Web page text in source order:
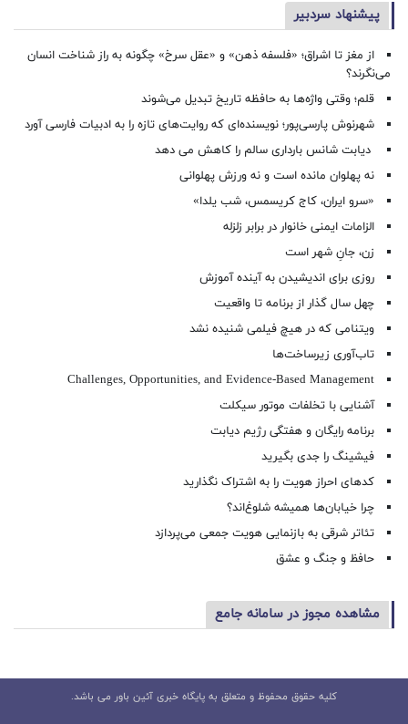
پیشنهاد سردبیر
از مغز تا اشراق؛ «فلسفه ذهن» و «عقل سرخ» چگونه به راز شناخت انسان
می‌نگرند؟
قلم؛ وقتی واژه‌ها به حافظه تاریخ تبدیل می‌شوند
شهرنوش پارسی‌پور؛ نویسنده‌ای که روایت‌های تازه را به ادبیات فارسی آورد
دیابت شانس بارداری سالم را کاهش می دهد
نه پهلوان مانده است و نه ورزش پهلوانی
«سرو ایران، کاج کریسمس، شب یلدا»
الزامات ایمنی خانوار در برابر زلزله
زن، جانِ شهر است
روزی برای اندیشیدن به آینده آموزش
چهل سال گذار از برنامه تا واقعیت
ویتنامی که در هیچ فیلمی شنیده نشد
تاب‌آوری زیرساخت‌ها
Challenges, Opportunities, and Evidence-Based Management
آشنایی با تخلفات موتور سیکلت
برنامه رایگان و هفتگی رژیم دیابت
فیشینگ را جدی بگیرید
کدهای احراز هویت را به اشتراک نگذارید
چرا خیابان‌ها همیشه شلوغ‌اند؟
تئاتر شرقی به بازنمایی هویت جمعی می‌پردازد
حافظ و جنگ و عشق
مشاهده مجوز در سامانه جامع
کلیه حقوق محفوظ و متعلق به پایگاه خبری آئین باور می باشد.